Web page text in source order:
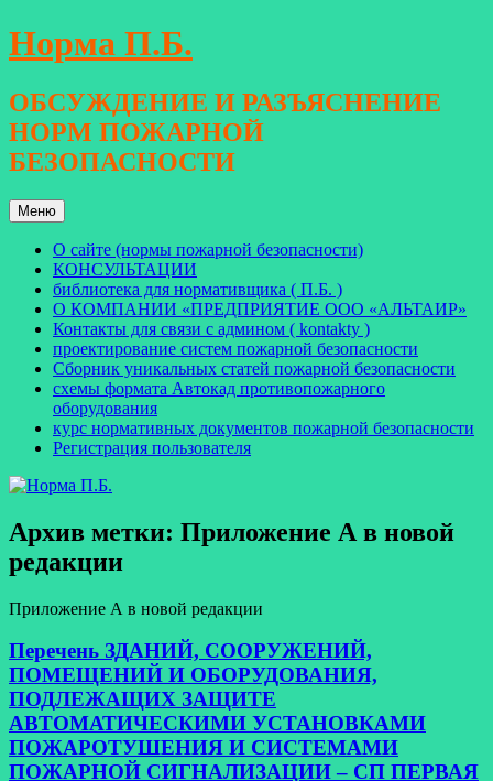
Перейти
к
Норма П.Б.
ОБСУЖДЕНИЕ И РАЗЪЯСНЕНИЕ
НОРМ ПОЖАРНОЙ
БЕЗОПАСНОСТИ
Меню
О сайте (нормы пожарной безопасности)
КОНСУЛЬТАЦИИ
библиотека для нормативщика ( П.Б. )
О КОМПАНИИ «ПРЕДПРИЯТИЕ ООО «АЛЬТАИР»
Контакты для связи с админом ( kontakty )
проектирование систем пожарной безопасности
Сборник уникальных статей пожарной безопасности
схемы формата Автокад противопожарного
оборудования
курс нормативных документов пожарной безопасности
Регистрация пользователя
Архив метки: Приложение А в новой
редакции
Приложение А в новой редакции
Перечень ЗДАНИЙ, СООРУЖЕНИЙ,
ПОМЕЩЕНИЙ И ОБОРУДОВАНИЯ,
ПОДЛЕЖАЩИХ ЗАЩИТЕ
АВТОМАТИЧЕСКИМИ УСТАНОВКАМИ
ПОЖАРОТУШЕНИЯ И СИСТЕМАМИ
ПОЖАРНОЙ СИГНАЛИЗАЦИИ – СП ПЕРВАЯ